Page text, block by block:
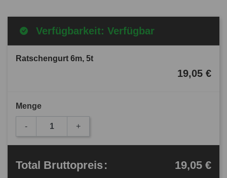
Verfügbarkeit: Verfügbar
Ratschengurt 6m, 5t
19,05 €
Menge
- +
Total Bruttopreis: 19,05 €